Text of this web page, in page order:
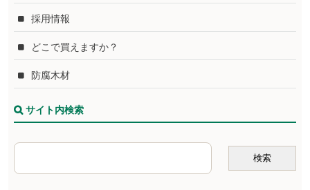
採用情報
どこで買えますか？
防腐木材
サイト内検索